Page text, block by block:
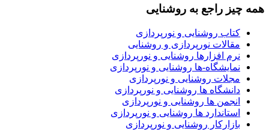
همه چیز راجع به روشنایی
کتاب روشنایی و نورپردازی
مقالات نورپردازی و روشنایی
نرم افزارها روشنایی و نورپردازی
نمایشگاه-ها روشنایی و نورپردازی
مجلات روشنایی و نورپردازی
دانشگاه ها روشنایی و نورپردازی
انجمن ها روشنایی و نورپردازی
استاندارد ها روشنایی و نورپردازی
بازارکار روشنایی و نورپردازی